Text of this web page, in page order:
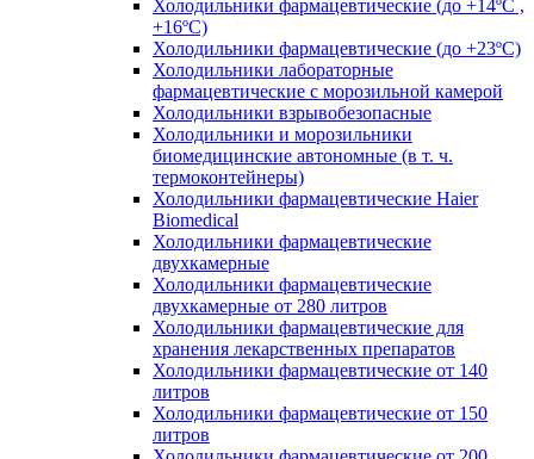
Холодильники фармацевтические (до +14ºС ,
+16ºС)
Холодильники фармацевтические (до +23ºС)
Холодильники лабораторные
фармацевтические с морозильной камерой
Холодильники взрывобезопасные
Холодильники и морозильники
биомедицинские автономные (в т. ч.
термоконтейнеры)
Холодильники фармацевтические Haier
Biomedical
Холодильники фармацевтические
двухкамерные
Холодильники фармацевтические
двухкамерные от 280 литров
Холодильники фармацевтические для
хранения лекарственных препаратов
Холодильники фармацевтические от 140
литров
Холодильники фармацевтические от 150
литров